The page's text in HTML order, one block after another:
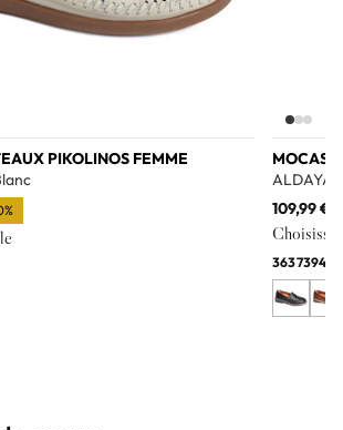
PIKOLINOS FEMME
ALDAYA
109,99 €
36373940